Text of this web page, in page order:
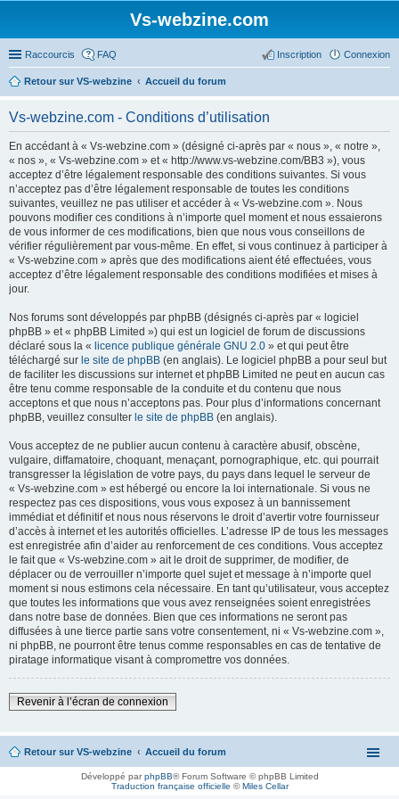
Vs-webzine.com
Raccourcis FAQ Connexion
Inscription
Retour sur VS-webzine Accueil du forum
Vs-webzine.com - Conditions d’utilisation
En accédant à « Vs-webzine.com » (désigné ci-après par « nous », « notre »,
« nos », « Vs-webzine.com » et « http://www.vs-webzine.com/BB3 »), vous
acceptez d’être légalement responsable des conditions suivantes. Si vous
n’acceptez pas d’être légalement responsable de toutes les conditions
suivantes, veuillez ne pas utiliser et accéder à « Vs-webzine.com ». Nous
pouvons modifier ces conditions à n’importe quel moment et nous essaierons
de vous informer de ces modifications, bien que nous vous conseillons de
vérifier régulièrement par vous-même. En effet, si vous continuez à participer à
« Vs-webzine.com » après que des modifications aient été effectuées, vous
acceptez d’être légalement responsable des conditions modifiées et mises à
jour.
Nos forums sont développés par phpBB (désignés ci-après par « logiciel
phpBB » et « phpBB Limited ») qui est un logiciel de forum de discussions
déclaré sous la « licence publique générale GNU 2.0 » et qui peut être
téléchargé sur le site de phpBB (en anglais). Le logiciel phpBB a pour seul but
de faciliter les discussions sur internet et phpBB Limited ne peut en aucun cas
être tenu comme responsable de la conduite et du contenu que nous
acceptons et que nous n’acceptons pas. Pour plus d’informations concernant
phpBB, veuillez consulter le site de phpBB (en anglais).
Vous acceptez de ne publier aucun contenu à caractère abusif, obscène,
vulgaire, diffamatoire, choquant, menaçant, pornographique, etc. qui pourrait
transgresser la législation de votre pays, du pays dans lequel le serveur de
« Vs-webzine.com » est hébergé ou encore la loi internationale. Si vous ne
respectez pas ces dispositions, vous vous exposez à un bannissement
immédiat et définitif et nous nous réservons le droit d’avertir votre fournisseur
d’accès à internet et les autorités officielles. L’adresse IP de tous les messages
est enregistrée afin d’aider au renforcement de ces conditions. Vous acceptez
le fait que « Vs-webzine.com » ait le droit de supprimer, de modifier, de
déplacer ou de verrouiller n’importe quel sujet et message à n’importe quel
moment si nous estimons cela nécessaire. En tant qu’utilisateur, vous acceptez
que toutes les informations que vous avez renseignées soient enregistrées
dans notre base de données. Bien que ces informations ne seront pas
diffusées à une tierce partie sans votre consentement, ni « Vs-webzine.com »,
ni phpBB, ne pourront être tenus comme responsables en cas de tentative de
piratage informatique visant à compromettre vos données.
Revenir à l’écran de connexion
Retour sur VS-webzine Accueil du forum
Développé parphpBB® Forum Software © phpBB Limited
Traduction française officielle ©Miles Cellar